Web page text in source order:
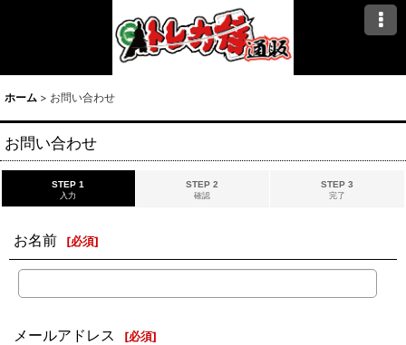
ホーム > お問い合わせ
お問い合わせ
STEP 1
入力
STEP 2
確認
STEP 3
完了
お名前 [必須]
メールアドレス [必須]